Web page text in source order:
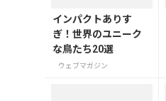
インパクトありす
ぎ！世界のユニーク
な鳥たち20選
ウェブマガジン